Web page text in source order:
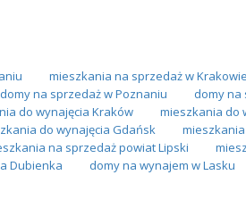
mieszkania na sprzedaż w Krakowie
domy na sprzedaż w Poznaniu domy na
do wynajęcia Kraków mieszkania do
do wynajęcia Gdańsk
na sprzedaż powiat Lipski
Dubienka
domy na wynajem w Lasku